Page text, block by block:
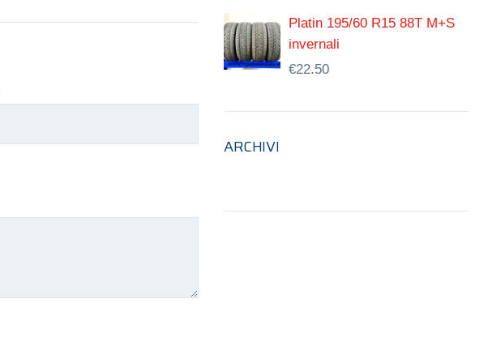
Platin 195/60 R15 88T M+S
invernali
€22.50
ARCHIVI